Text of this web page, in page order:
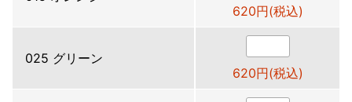
620円(税込)
025 グリーン
620円(税込)